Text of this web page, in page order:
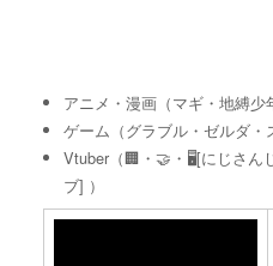
アニメ・漫画（マギ・地縛少
ゲーム（グラブル・ゼルダ・
Vtuber（🏢・🤝・🖥[にじ
ブ] ）